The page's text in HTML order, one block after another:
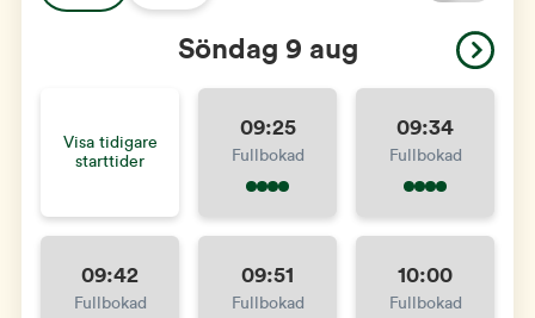
Söndag 9 aug
Visa tidigare
starttider
09:25
Fullbokad
09:34
Fullbokad
09:42
Fullbokad
09:51
Fullbokad
10:00
Fullbokad